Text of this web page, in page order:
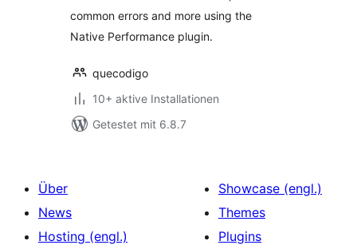
common errors and more using the
Native Performance plugin.
quecodigo
10+ aktive Installationen
Getestet mit 6.8.7
Über
News
Hosting (engl.)
Showcase (engl.)
Themes
Plugins